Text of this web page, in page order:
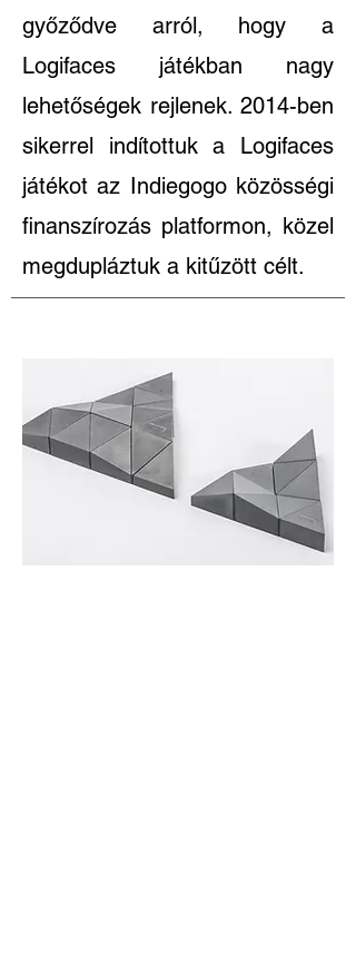
győződve arról, hogy a
Logifaces játékban nagy
lehetőségek rejlenek. 2014-ben
sikerrel indítottuk a Logifaces
játékot az Indiegogo közösségi
finanszírozás platformon, közel
megdupláztuk a kitűzött célt.